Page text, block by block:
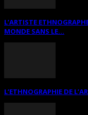
L’ARTISTE
MONDE SANS LE...
L’ETHNOGRAPHIE DE